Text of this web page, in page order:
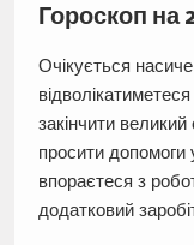
Гороскоп на
Очікується
закінчити
просити допомоги
впораєтеся з
додатковий